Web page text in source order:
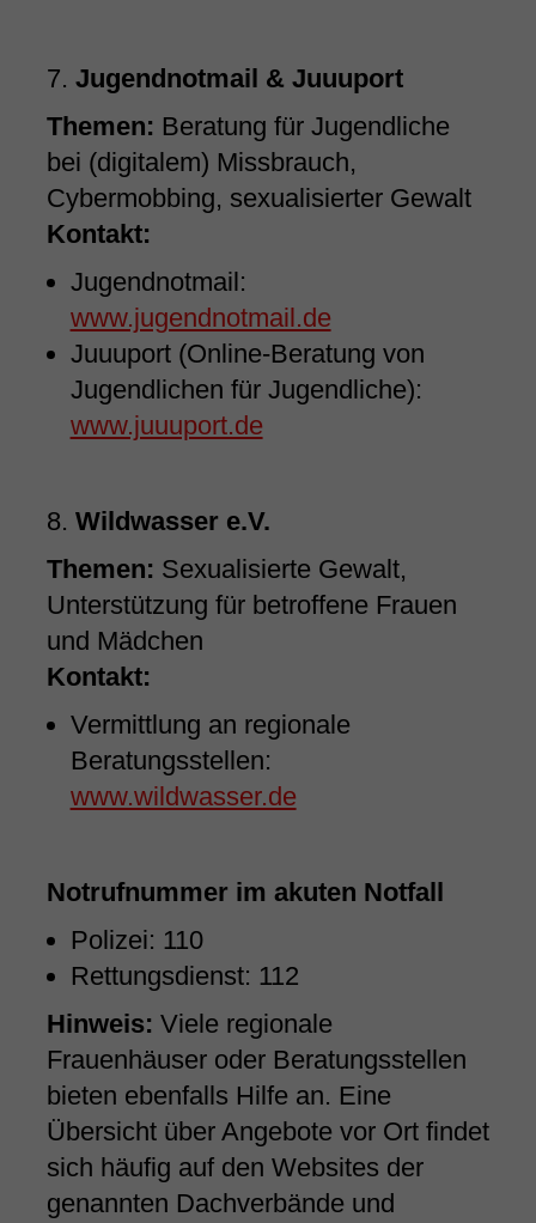
7. Jugendnotmail & Juuuport
Themen: Beratung für Jugendliche
bei (digitalem) Missbrauch,
Cybermobbing, sexualisierter Gewalt
Kontakt:
Jugendnotmail:
www.jugendnotmail.de
Juuuport (Online-Beratung von
Jugendlichen für Jugendliche):
www.juuuport.de
8. Wildwasser e.V.
Themen: Sexualisierte Gewalt,
Unterstützung für betroffene Frauen
und Mädchen
Kontakt:
Vermittlung an regionale
Beratungsstellen:
www.wildwasser.de
Notrufnummer im akuten Notfall
Polizei: 110
Rettungsdienst: 112
Hinweis: Viele regionale
Frauenhäuser oder Beratungsstellen
bieten ebenfalls Hilfe an. Eine
Übersicht über Angebote vor Ort findet
sich häufig auf den Websites der
genannten Dachverbände und